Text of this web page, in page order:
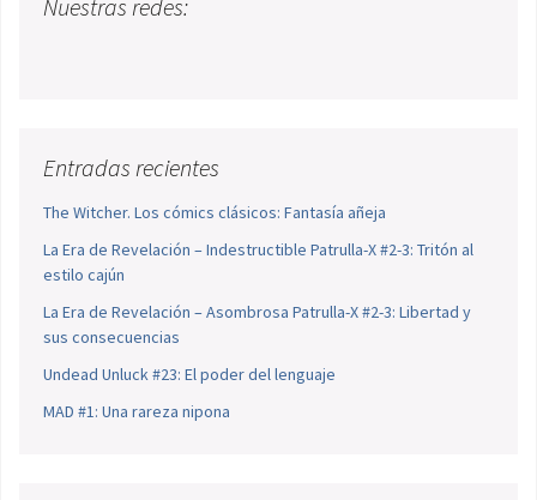
Nuestras redes:
Entradas recientes
The Witcher. Los cómics clásicos: Fantasía añeja
La Era de Revelación – Indestructible Patrulla-X #2-3: Tritón al
estilo cajún
La Era de Revelación – Asombrosa Patrulla-X #2-3: Libertad y
sus consecuencias
Undead Unluck #23: El poder del lenguaje
MAD #1: Una rareza nipona